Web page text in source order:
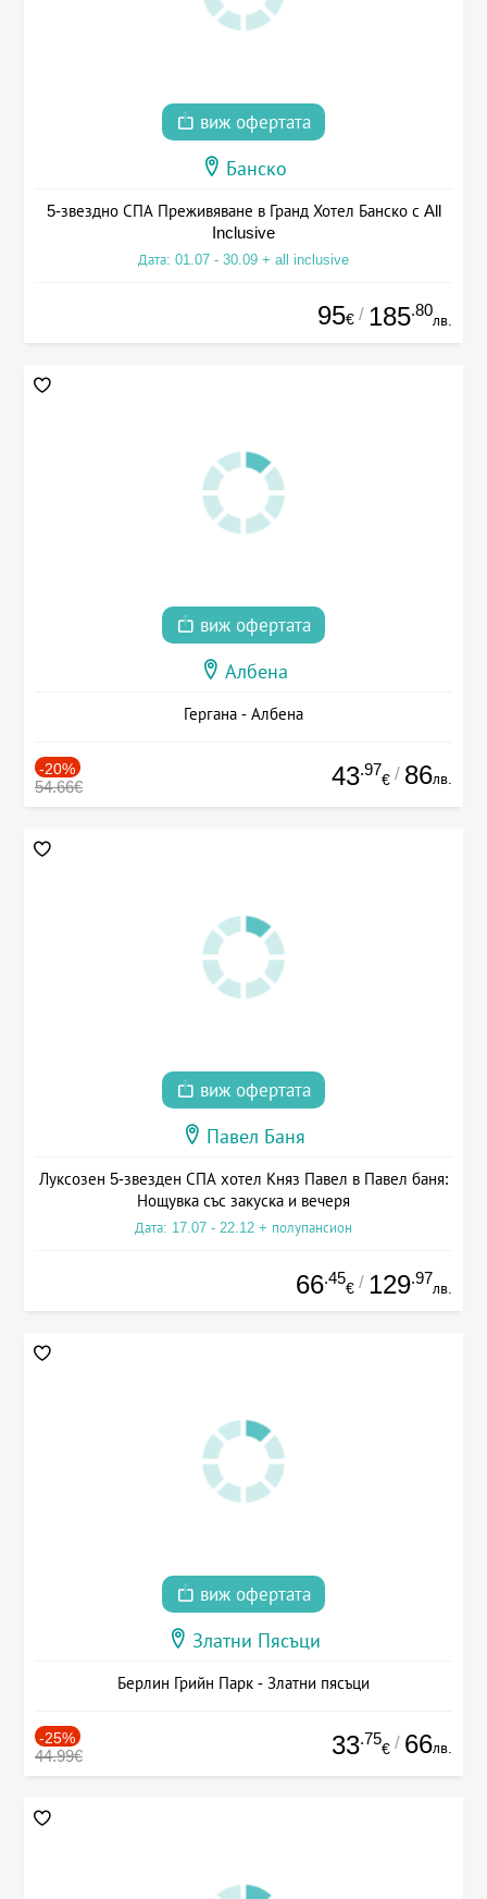
виж офертата
Банско
5-звездно СПА Преживяване в Гранд Хотел Банско с All
Inclusive
Дата: 01.07 - 30.09 + all inclusive
95€ / 185.80
лв.
виж офертата
Албена
Гергана - Албена
-20%
54.66€ 43.97
€ / 86лв.
виж офертата
Павел Баня
Луксозен 5-звезден СПА хотел Княз Павел в Павел баня:
Нощувка със закуска и вечеря
Дата: 17.07 - 22.12 + полупансион
66.45
€ / 129.97
лв.
виж офертата
Златни Пясъци
Берлин Грийн Парк - Златни пясъци
-25%
44.99€ 33.75
€ / 66лв.